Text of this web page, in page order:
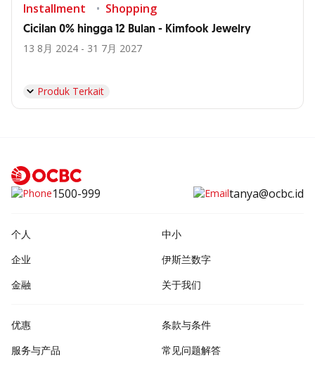
Installment Shopping
Cicilan 0% hingga 12 Bulan - Kimfook Jewelry
13 8月 2024 - 31 7月 2027
Produk Terkait
1500-999 tanya@ocbc.id
个人
中小
企业
伊斯兰数字
金融
关于我们
优惠
服务与产品
条款与条件
常见问题解答